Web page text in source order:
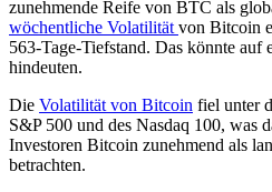
zunehmende Reife von BTC als
wöchentliche Volatilität von Bitcoin
563-Tage-Tiefstand. Das könnte
hindeuten.
Die Volatilität von Bitcoin fiel unter
S&P 500 und des Nasdaq 100, was
Investoren Bitcoin zunehmend als
betrachten.